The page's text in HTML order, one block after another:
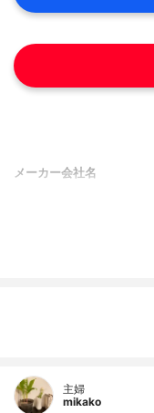
メーカー会社名
主婦
mikako